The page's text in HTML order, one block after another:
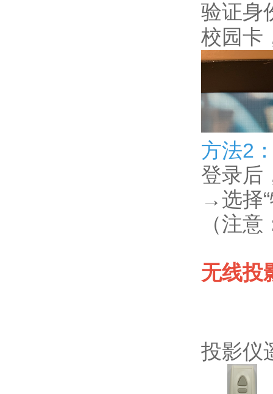
验证身
校园卡
方法2
登录后
→选择
（注
无线投
投影仪